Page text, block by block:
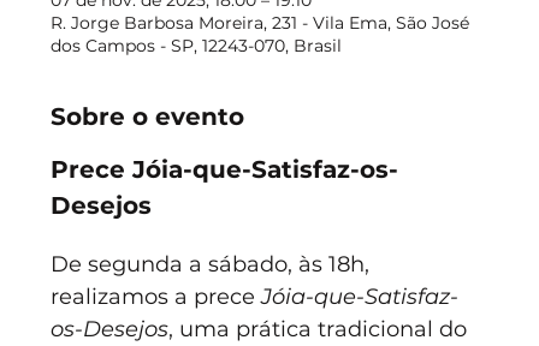
R. Jorge Barbosa Moreira, 231 - Vila Ema, São José
dos Campos - SP, 12243-070, Brasil
Sobre o evento
Prece Jóia-que-Satisfaz-os-
Desejos
De segunda a sábado, às 18h,
realizamos a prece Jóia-que-Satisfaz-
os-Desejos, uma prática tradicional do